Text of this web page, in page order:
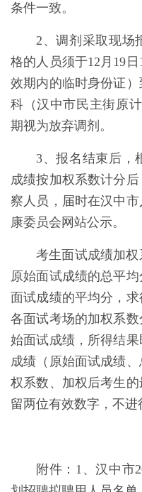
条件一致。
2、调剂采取现场
格的人员须于12月19
效期内的临时身份证
科（汉中市民主街原
期视为放弃调剂。
3、报名结束后，
成绩按加权系数计分
察人员，届时在汉中
康委员会网站公示。
考生面试成绩加
原始面试成绩的总平
面试成绩的平均分，
各面试考场的加权系
始面试成绩，所得结
成绩（原始面试成绩
权系数、加权后考生
留两位有效数字，不进
附件：1、汉中市